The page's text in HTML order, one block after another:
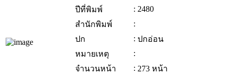
ปีที่พิมพ์
: 2480
สำนักพิมพ์
:
ปก
: ปกอ่อน
หมายเหตุ
:
จำนวนหน้า
: 273 หน้า